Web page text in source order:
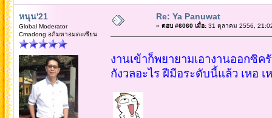
หนุน'21
Global Moderator
Cmadong อภิมหาอมตะเซียน
Re: Ya Panuwat
« ตอบ #6060 เมื่อ:31 ตุลาคม 2556,
งานเข้าก็พยายามเอางานออกซิค
กังวลอะไร ฝีมือระดับนี้แล้ว เหอ เ